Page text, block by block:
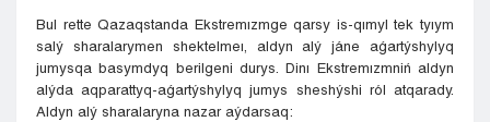
Bul rette Qazaqstanda Ekstremızmge qarsy is-qımyl tek tyıym
salý sharalarymen shektelmeı, aldyn alý jáne aǵartýshylyq
jumysqa basymdyq berilgeni durys. Dinı Ekstremızmniń aldyn
alýda aqparattyq-aǵartýshylyq jumys sheshýshi ról atqarady.
Aldyn alý sharalaryna nazar aýdarsaq: